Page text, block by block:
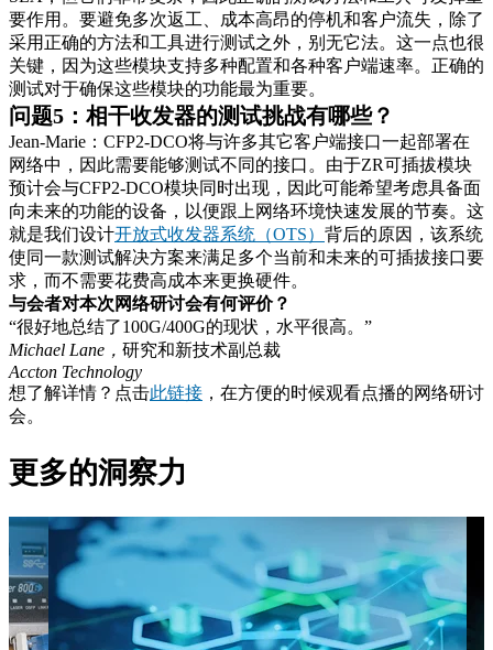
要作用。要避免多次返工、成本高昂的停机和客户流失，除了
采用正确的方法和工具进行测试之外，别无它法。这一点也很
关键，因为这些模块支持多种配置和各种客户端速率。正确的
测试对于确保这些模块的功能最为重要。
问题5：相干收发器的测试挑战有哪些？
Jean-Marie：CFP2-DCO将与许多其它客户端接口一起部署在
网络中，因此需要能够测试不同的接口。由于ZR可插拔模块
预计会与CFP2-DCO模块同时出现，因此可能希望考虑具备面
向未来的功能的设备，以便跟上网络环境快速发展的节奏。这
就是我们设计开放式收发器系统（OTS） 背后的原因，该系统
使同一款测试解决方案来满足多个当前和未来的可插拔接口要
求，而不需要花费高成本来更换硬件。
与会者对本次网络研讨会有何评价？
“很好地总结了100G/400G的现状，水平很高。”
Michael Lane， 研究和新技术副总裁
Accton Technology
想了解详情？点击此链接 ，在方便的时候观看点播的网络研讨
会。
更多的洞察力